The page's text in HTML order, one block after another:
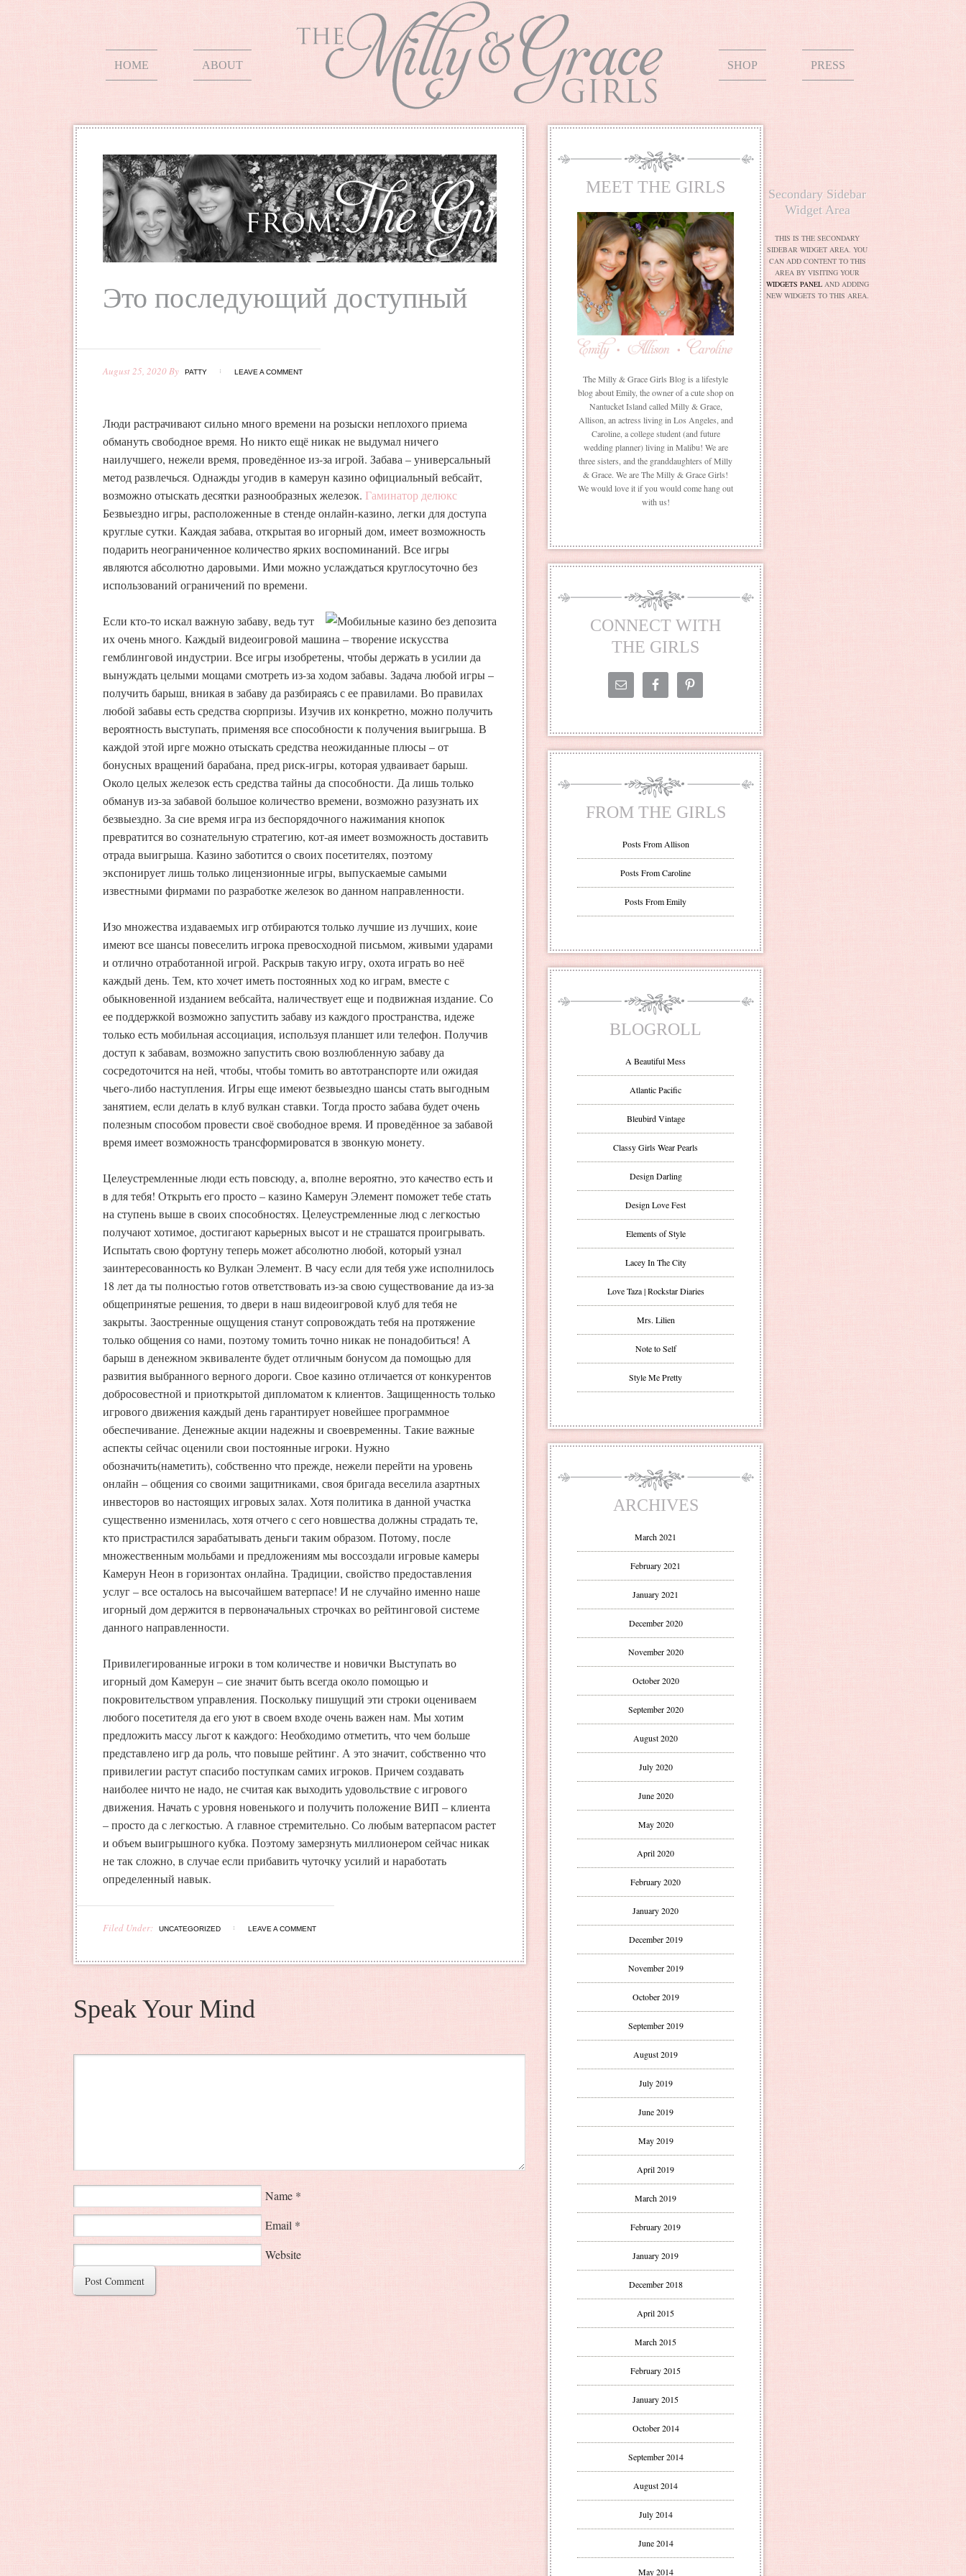
HOME ABOUT SHOP PRESS
Это последующий доступный
August 25, 2020By PATTY LEAVE A COMMENT
Люди растрачивают сильно много времени на розыски неплохого приема
обмануть свободное время. Но никто ещё никак не выдумал ничего
наилучшего, нежели время, проведённое из-за игрой. Забава – универсальный
метод развлечься. Однажды угодив в камерун казино официальный вебсайт,
возможно отыскать десятки разнообразных железок. Гаминатор делюкс
Безвыездно игры, расположенные в стенде онлайн-казино, легки для доступа
круглые сутки. Каждая забава, открытая во игорный дом, имеет возможность
подарить неограниченное количество ярких воспоминаний. Все игры
являются абсолютно даровыми. Ими можно услаждаться круглосуточно без
использований ограничений по времени.
Если кто-то искал важную забаву, ведь тут
их очень много. Каждый видеоигровой машина – творение искусства
гемблинговой индустрии. Все игры изобретены, чтобы держать в усилии да
вынуждать целыми мощами смотреть из-за ходом забавы. Задача любой игры –
получить барыш, вникая в забаву да разбираясь с ее правилами. Во правилах
любой забавы есть средства сюрпризы. Изучив их конкретно, можно получить
вероятность выступать, применяя все способности к получения выигрыша. В
каждой этой ирге можно отыскать средства неожиданные плюсы – от
бонусных вращений барабана, пред риск-игры, которая удваивает барыш.
Около целых железок есть средства тайны да способности. Да лишь только
обманув из-за забавой большое количество времени, возможно разузнать их
безвыездно. За сие время игра из беспорядочного нажимания кнопок
превратится во сознательную стратегию, кот-ая имеет возможность доставить
отрада выигрыша. Казино заботится о своих посетителях, поэтому
экспонирует лишь только лицензионные игры, выпускаемые самыми
известными фирмами по разработке железок во данном направленности.
Изо множества издаваемых игр отбираются только лучшие из лучших, коие
имеют все шансы повеселить игрока превосходной письмом, живыми ударами
и отлично отработанной игрой. Раскрыв такую игру, охота играть во неё
каждый день. Тем, кто хочет иметь постоянных ход ко играм, вместе с
обыкновенной изданием вебсайта, наличествует еще и подвижная издание. Со
ее поддержкой возможно запустить забаву из каждого пространства, идеже
только есть мобильная ассоциация, используя планшет или телефон. Получив
доступ к забавам, возможно запустить свою возлюбленную забаву да
сосредоточится на ней, чтобы, чтобы томить во автотранспорте или ожидая
чьего-либо наступления. Игры еще имеют безвыездно шансы стать выгодным
занятием, если делать в клуб вулкан ставки. Тогда просто забава будет очень
полезным способом провести своё свободное время. И проведённое за забавой
время имеет возможность трансформироватся в звонкую монету.
Целеустремленные люди есть повсюду, а, вполне вероятно, это качество есть и
в для тебя! Открыть его просто – казино Камерун Элемент поможет тебе стать
на ступень выше в своих способностях. Целеустремленные люд с легкостью
получают хотимое, достигают карьерных высот и не страшатся проигрывать.
Испытать свою фортуну теперь может абсолютно любой, который узнал
заинтересованность ко Вулкан Элемент. В часу если для тебя уже исполнилось
18 лет да ты полностью готов ответствовать из-за свою существование да из-за
общепринятые решения, то двери в наш видеоигровой клуб для тебя не
закрыты. Заостренные ощущения станут сопровождать тебя на протяжение
только общения со нами, поэтому томить точно никак не понадобиться! А
барыш в денежном эквиваленте будет отличным бонусом да помощью для
развития выбранного верного дороги. Свое казино отличается от конкурентов
добросовестной и приоткрытой дипломатом к клиентов. Защищенность только
игрового движения каждый день гарантирует новейшее программное
обеспечивание. Денежные акции надежны и своевременны. Такие важные
аспекты сейчас оценили свои постоянные игроки. Нужно
обозначить(наметить), собственно что прежде, нежели перейти на уровень
онлайн – общения со своими защитниками, своя бригада веселила азартных
инвесторов во настоящих игровых залах. Хотя политика в данной участка
существенно изменилась, хотя отчего с сего новшества должны страдать те,
кто пристрастился зарабатывать деньги таким образом. Потому, после
множественным мольбами и предложениям мы воссоздали игровые камеры
Камерун Неон в горизонтах онлайна. Традиции, свойство предоставления
услуг – все осталось на высочайшем ватерпасе! И не случайно именно наше
игорный дом держится в первоначальных строчках во рейтинговой системе
данного направленности.
Привилегированные игроки в том количестве и новички Выступать во
игорный дом Камерун – сие значит быть всегда около помощью и
покровительством управления. Поскольку пишущий эти строки оцениваем
любого посетителя да его уют в своем входе очень важен нам. Мы хотим
предложить массу льгот к каждого: Необходимо отметить, что чем больше
представлено игр да роль, что повыше рейтинг. А это значит, собственно что
привилегии растут спасибо поступкам самих игроков. Причем создавать
наиболее ничто не надо, не считая как выходить удовольствие с игрового
движения. Начать с уровня новенького и получить положение ВИП – клиента
– просто да с легкостью. А главное стремительно. Со любым ватерпасом растет
и объем выигрышного кубка. Поэтому замерзнуть миллионером сейчас никак
не так сложно, в случае если прибавить чуточку усилий и наработать
определенный навык.
Filed Under: UNCATEGORIZED LEAVE A COMMENT
Speak Your Mind
Name *
Email *
Website
MEET THE GIRLS
The Milly & Grace Girls Blog is a lifestyle
blog about Emily, the owner of a cute shop on
Nantucket Island called Milly & Grace,
Allison, an actress living in Los Angeles, and
Caroline, a college student (and future
wedding planner) living in Malibu! We are
three sisters, and the granddaughters of Milly
& Grace. We are The Milly & Grace Girls!
We would love it if you would come hang out
with us!
CONNECT WITH
THE GIRLS
FROM THE GIRLS
Posts From Allison
Posts From Caroline
Posts From Emily
BLOGROLL
A Beautiful Mess
Atlantic Pacific
Bleubird Vintage
Classy Girls Wear Pearls
Design Darling
Design Love Fest
Elements of Style
Lacey In The City
Love Taza | Rockstar Diaries
Mrs. Lilien
Note to Self
Style Me Pretty
ARCHIVES
March 2021
February 2021
January 2021
December 2020
November 2020
October 2020
September 2020
August 2020
July 2020
June 2020
May 2020
April 2020
February 2020
January 2020
December 2019
November 2019
October 2019
September 2019
August 2019
July 2019
June 2019
May 2019
April 2019
March 2019
February 2019
January 2019
December 2018
April 2015
March 2015
February 2015
January 2015
October 2014
September 2014
August 2014
July 2014
June 2014
May 2014
Secondary Sidebar
Widget Area
THIS IS THE SECONDARY
SIDEBAR WIDGET AREA. YOU
CAN ADD CONTENT TO THIS
AREA BY VISITING YOUR
WIDGETS PANELAND ADDING
NEW WIDGETS TO THIS AREA.